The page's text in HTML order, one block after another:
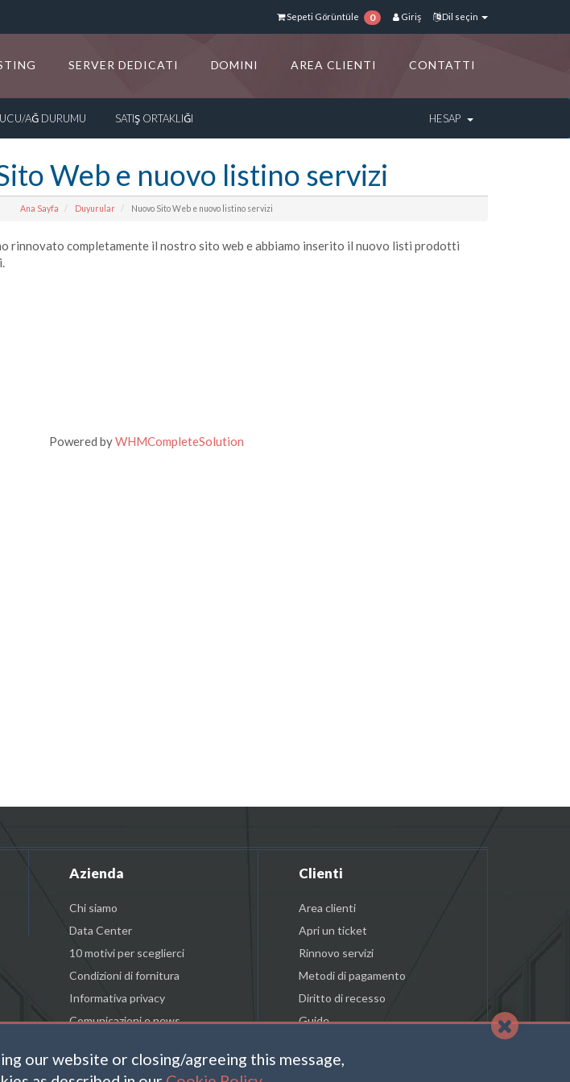
Dil seçin
Giriş
Sepeti Görüntüle 0
SERVER DEDICATI DOMINI AREA CLIENTI CONTATTI
AĞ DURUMU SATIŞ ORTAKLIĞI HESAP
Web e nuovo listino servizi
Ana Sayfa Duyurular Nuovo Sito Web e nuovo listino servizi
rinnovato completamente il nostro sito web e abbiamo inserito il nuovo listi prodotti
Powered byWHMCompleteSolution
Azienda
Chi siamo
Data Center
10 motivi per sceglierci
Condizioni di fornitura
Informativa privacy
Comunicazioni e news
Clienti
Area clienti
Apri un ticket
Rinnovo servizi
Metodi di pagamento
Diritto di recesso
Guide
our website or closing/agreeing this message,